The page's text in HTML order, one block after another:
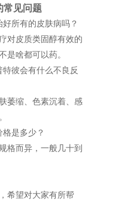
常见问题
所有的皮肤病吗？
对皮质类固醇有效的
是啥都可以药。
彼会有什么不良反
萎缩、色素沉着、感
是多少？
格而异，一般几十到
希望对大家有所帮